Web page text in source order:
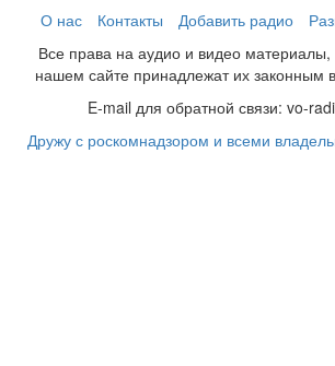
О нас
Контакты Добавить радио
Все права на аудио и видео
нашем сайте принадлежат их законным
E-mail для обратной связи: vo-
Дружу с роскомнадзором и всеми